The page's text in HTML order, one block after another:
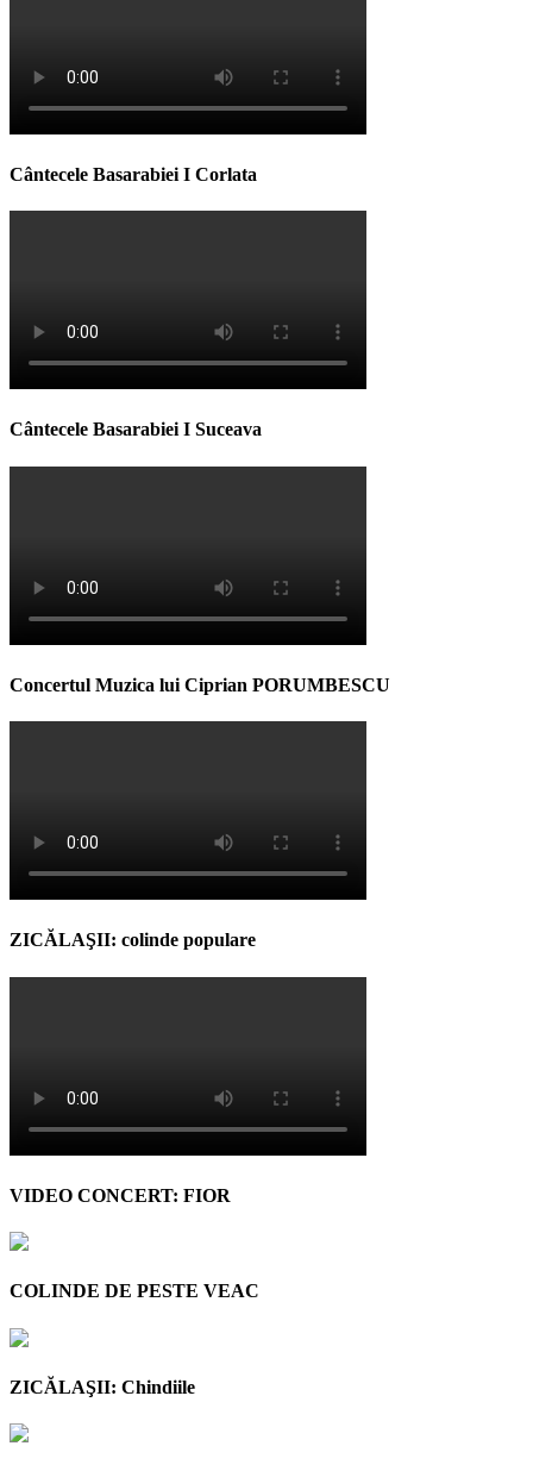
Cântecele Basarabiei I Corlata
Cântecele Basarabiei I Suceava
Concertul Muzica lui Ciprian PORUMBESCU
ZICĂLAŞII: colinde populare
VIDEO CONCERT: FIOR
COLINDE DE PESTE VEAC
ZICĂLAŞII: Chindiile